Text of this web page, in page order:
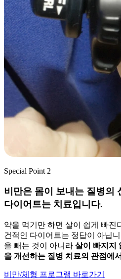
Special Point 2
비만은 몸이 보내는 질병의
다이어트는 치료입니다.
약을 먹기만 하면 살이 쉽게 빠진
건적인 다이어트는 정답이 아닙
을 빼는 것이 아니라 살이 빠지지
을 개선하는 질병 치료의 관점에
비만/체형 프로그램 바로가기